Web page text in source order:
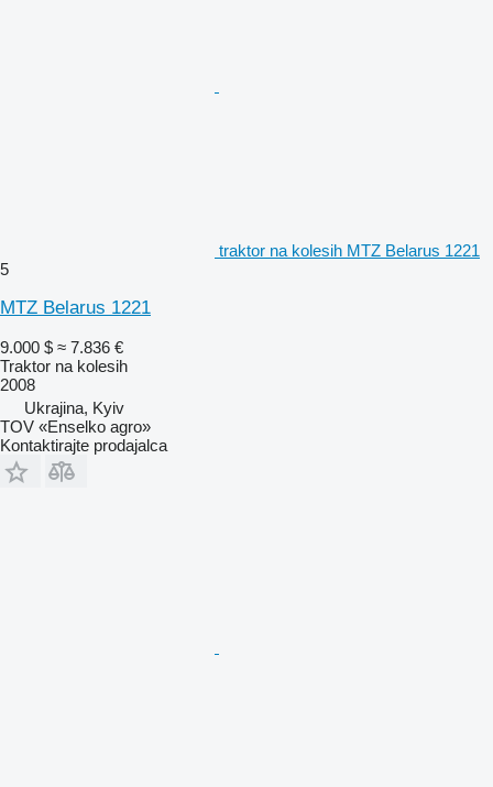
traktor na kolesih MTZ Belarus 1221
5
MTZ Belarus 1221
9.000 $ ≈ 7.836 €
Traktor na kolesih
2008
Ukrajina, Kyiv
TOV «Enselko agro»
Kontaktirajte prodajalca